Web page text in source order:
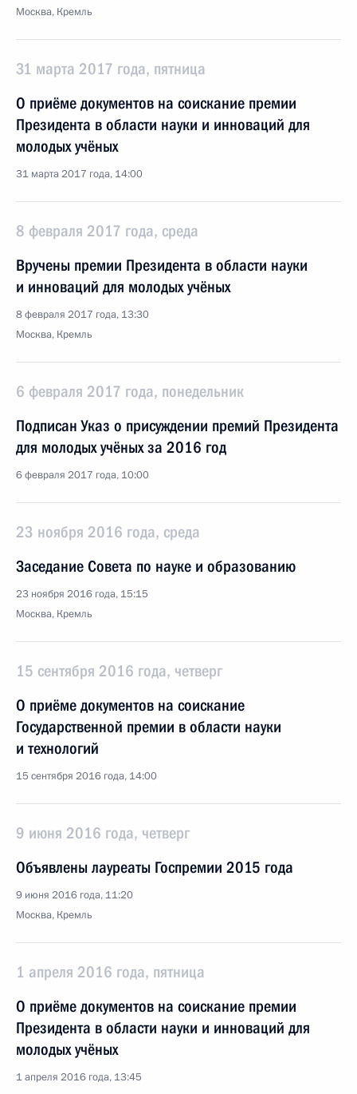
Москва, Кремль
31 марта 2017 года, пятница
О приёме документов на соискание премии
Президента в области науки и инноваций для
молодых учёных
31 марта 2017 года, 14:00
8 февраля 2017 года, среда
Вручены премии Президента в области науки
и инноваций для молодых учёных
8 февраля 2017 года, 13:30
Москва, Кремль
6 февраля 2017 года, понедельник
Подписан Указ о присуждении премий Президента
для молодых учёных за 2016 год
6 февраля 2017 года, 10:00
23 ноября 2016 года, среда
Заседание Совета по науке и образованию
23 ноября 2016 года, 15:15
Москва, Кремль
15 сентября 2016 года, четверг
О приёме документов на соискание
Государственной премии в области науки
и технологий
15 сентября 2016 года, 14:00
9 июня 2016 года, четверг
Объявлены лауреаты Госпремии 2015 года
9 июня 2016 года, 11:20
Москва, Кремль
1 апреля 2016 года, пятница
О приёме документов на соискание премии
Президента в области науки и инноваций для
молодых учёных
1 апреля 2016 года, 13:45